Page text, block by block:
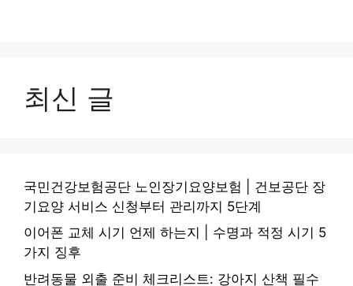
최신 글
국민건강보험공단 노인장기요양보험 | 건보공단 장
기요양 서비스 신청부터 관리까지 5단계
이어폰 교체 시기 언제 하는지 | 수명과 적정 시기 5
가지 징후
반려동물 외출 준비 체크리스트: 강아지 산책 필수